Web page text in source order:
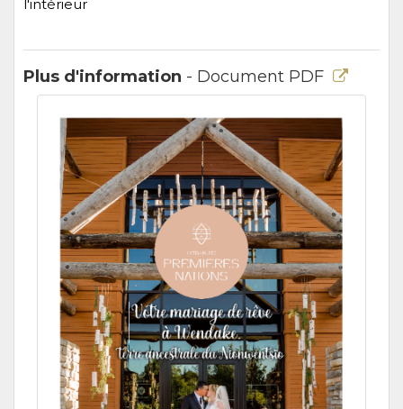
l'intérieur
Plus d'information - Document PDF